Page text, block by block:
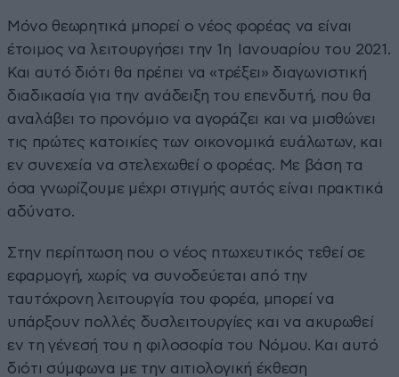
Μόνο θεωρητικά μπορεί ο νέος φορέας να είναι
έτοιμος να λειτουργήσει την 1η Ιανουαρίου του 2021.
Και αυτό διότι θα πρέπει να «τρέξει» διαγωνιστική
διαδικασία για την ανάδειξη του επενδυτή, που θα
αναλάβει το προνόμιο να αγοράζει και να μισθώνει
τις πρώτες κατοικίες των οικονομικά ευάλωτων, και
εν συνεχεία να στελεχωθεί ο φορέας. Με βάση τα
όσα γνωρίζουμε μέχρι στιγμής αυτός είναι πρακτικά
αδύνατο.
Στην περίπτωση που ο νέος πτωχευτικός τεθεί σε
εφαρμογή, χωρίς να συνοδεύεται από την
ταυτόχρονη λειτουργία του φορέα, μπορεί να
υπάρξουν πολλές δυσλειτουργίες και να ακυρωθεί
εν τη γένεσή του η φιλοσοφία του Νόμου. Και αυτό
διότι σύμφωνα με την αιτιολογική έκθεση